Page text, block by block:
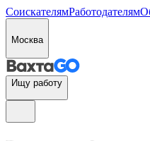
СоискателямРаботодателям
Москва
Ищу работу